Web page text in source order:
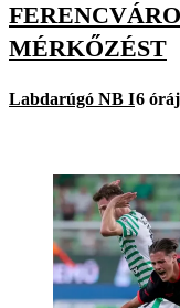
MÉRKŐZÉST
Labdarúgó NB I6